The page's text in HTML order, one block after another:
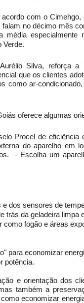
com o
no décimo mês
especialmente
Verde.
Silva, reforça a
que os clientes
como ar-
oferece algumas
Procel de
do aparelho em
- Escolha um
dos sensores de
trás da geladeira limpa
como fogão e áreas
para economizar
potência.
e orientação dos
também a
economizar